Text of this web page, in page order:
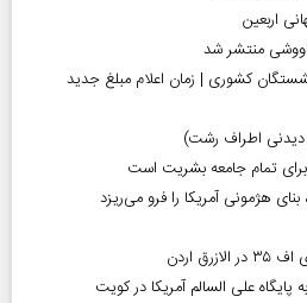
اربعین
منتشر شد
کشوری | زمان اعلام مبلغ جدید
اطراف رشت)
تمام جامعه بشریت است
هژمونی آمریکا را فرو می‌ریزد
اردن
علی السالم آمریکا در کویت